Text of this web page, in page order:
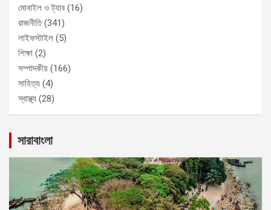
মোবাইল ও ট্যাব (16)
রাজনীতি(341)
লাইফস্টাইল (5)
শিক্ষা (2)
সম্পাদকীয় (166)
সাহিত্য (4)
স্বাস্থ্য (28)
সারাবাংলা